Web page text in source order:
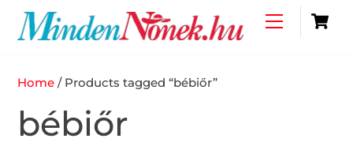
content
Menu
Home / Products tagged “bébiőr”
bébiőr